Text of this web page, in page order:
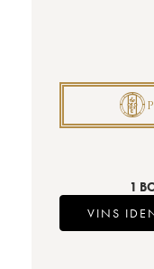
P
1
VINS